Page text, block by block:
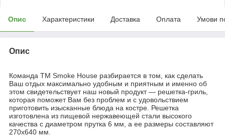
Опис Характеристики Доставка Оплата Умови
Опис
Команда ТМ Smoke House разбирается в том, как сделать
Ваш отдых максимально удобным и приятным и именно об
этом свидетельствует наш новый продукт — решетка-гриль,
которая поможет Вам без проблем и с удовольствием
приготовить изысканные блюда на костре. Решетка
изготовлена из пищевой нержавеющей стали высокого
качества с диаметром прутка 6 мм, а ее размеры составляют
270х640 мм.